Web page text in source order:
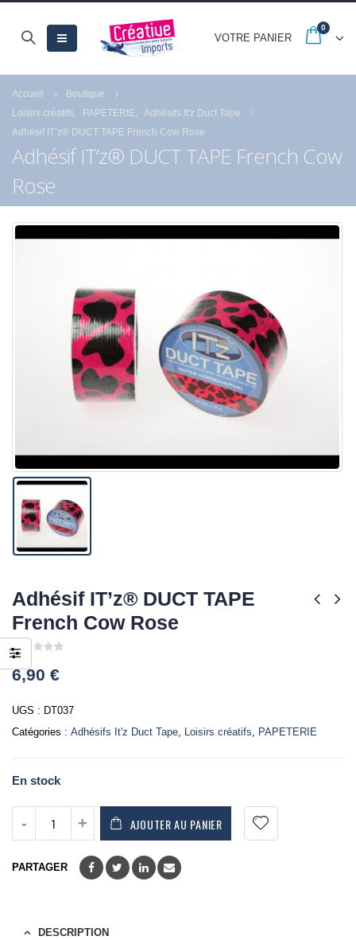
VOTRE PANIER
0
Accueil
Boutique
Loisirs créatifs
PAPETERIE
Adhésifs It'z Duct Tape
Adhésif IT’z® DUCT TAPE French Cow Rose
Adhésif IT’z® DUCT TAPE French Cow
Rose
Adhésif IT’z® DUCT TAPE
French Cow Rose
out
of
6,90 €
UGS : DT037
Catégories : Adhésifs It'z Duct Tape Loisirs créatifs PAPETERIE
En stock
AJOUTER AU PANIER
PARTAGER
DESCRIPTION